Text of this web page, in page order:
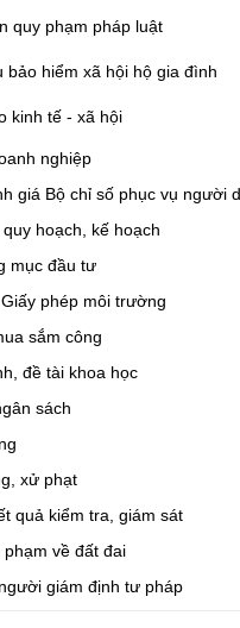
Ban hành Từ điển dữ liệu
1.0))
(05/08/2026) -Ngày hiệu lực:
UBND
thửa đất thương mại, dịch vụ
KTN
V/v triển khai thực hiện Nghị
CP ngày 01/8/2026 của Chính
của Nghị định số 32/2024/
Chính phủ về quản lý, phát
(06/08/2026)
Về việc công bố thủ tục
phê duyệt Quy trình nội bộ
quy phạm pháp luật
bảo hiểm xã hội hộ gia đình
kinh tế - xã hội
nghiệp
giá Bộ chỉ số phục vụ người
hoạch, kế hoạch
mục đầu tư
phép môi trường
sắm công
đề tài khoa học
sách
xử phạt
quả kiểm tra, giám sát
về đất đai
giám định tư pháp